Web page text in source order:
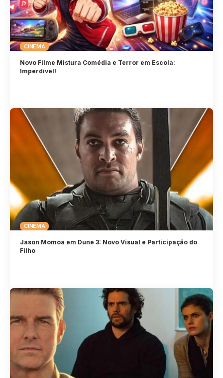
CINEMA
Novo Filme Mistura Comédia e Terror em Escola:
Imperdível!
CINEMA
Jason Momoa em Dune 3: Novo Visual e Participação do
Filho